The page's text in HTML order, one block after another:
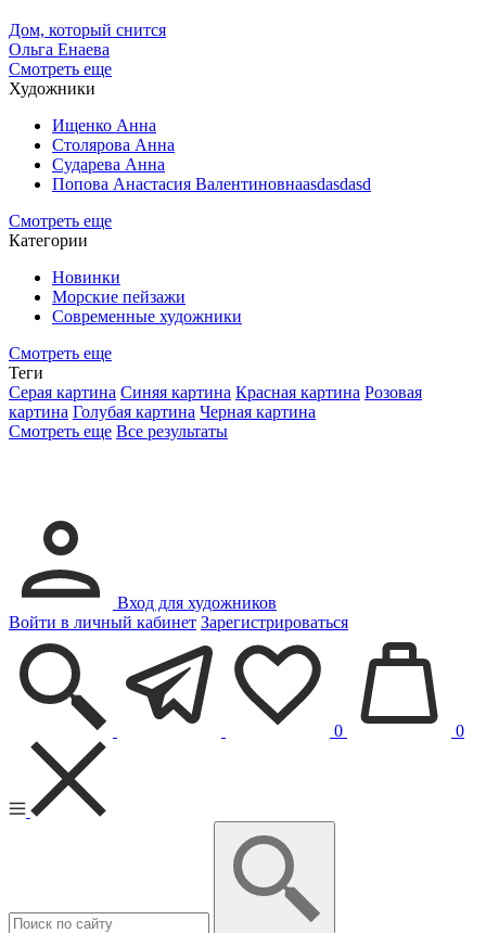
Дом, который снится
Ольга Енаева
Смотреть еще
Художники
Ищенко Анна
Столярова Анна
Сударева Анна
Попова Анастасия Валентиновнаasdasdasd
Смотреть еще
Категории
Новинки
Морские пейзажи
Современные художники
Смотреть еще
Теги
Серая картина Синяя картина Красная картина Розовая
картина Голубая картина Черная картина
Смотреть еще Все результаты
Вход для художников
Войти в личный кабинет Зарегистрироваться
0 0